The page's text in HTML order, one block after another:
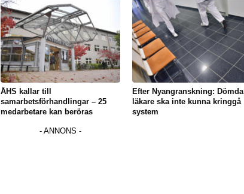
ÅHS kallar till
samarbetsförhandlingar – 25
medarbetare kan beröras
Efter Nyangranskning: Dömda
läkare ska inte kunna kringgå
system